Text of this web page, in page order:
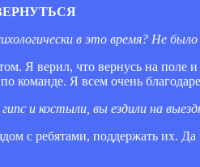
в это время? Не
Я верил, что вернусь на поле
команде. Я всем очень
и костыли, вы ездили на
с ребятами, поддержать их.